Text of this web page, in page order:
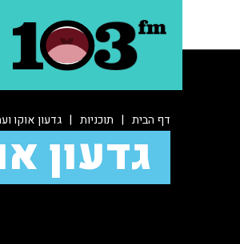
דף הבית | תוכניות | גדעון אוקו
גדעון